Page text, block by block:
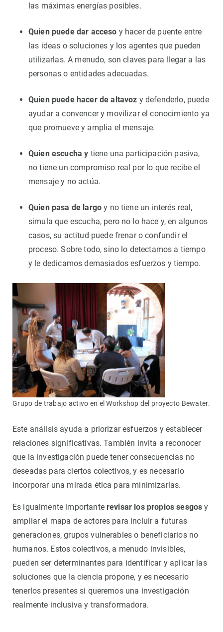
las máximas energías posibles.
Quien puede dar acceso y hacer de puente entre
las ideas o soluciones y los agentes que pueden
utilizarlas. A menudo, son claves para llegar a las
personas o entidades adecuadas.
Quien puede hacer de altavoz y defenderlo, puede
ayudar a convencer y movilizar el conocimiento ya
que promueve y amplia el mensaje.
Quien escucha y tiene una participación pasiva,
no tiene un compromiso real por lo que recibe el
mensaje y no actúa.
Quien pasa de largo y no tiene un interés real,
simula que escucha, pero no lo hace y, en algunos
casos, su actitud puede frenar o confundir el
proceso. Sobre todo, sino lo detectamos a tiempo
y le dedicamos demasiados esfuerzos y tiempo.
Grupo de trabajo activo en el Workshop del proyecto Bewater.
Este análisis ayuda a priorizar esfuerzos y establecer
relaciones significativas. También invita a reconocer
que la investigación puede tener consecuencias no
deseadas para ciertos colectivos, y es necesario
incorporar una mirada ética para minimizarlas.
Es igualmente importante revisar los propios sesgos y
ampliar el mapa de actores para incluir a futuras
generaciones, grupos vulnerables o beneficiarios no
humanos. Estos colectivos, a menudo invisibles,
pueden ser determinantes para identificar y aplicar las
soluciones que la ciencia propone, y es necesario
tenerlos presentes si queremos una investigación
realmente inclusiva y transformadora.